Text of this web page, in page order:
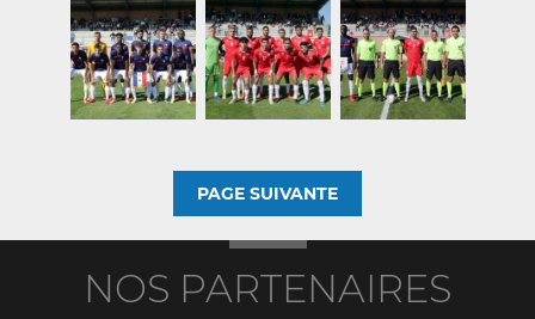
PAGE SUIVANTE
NOS PARTENAIRES